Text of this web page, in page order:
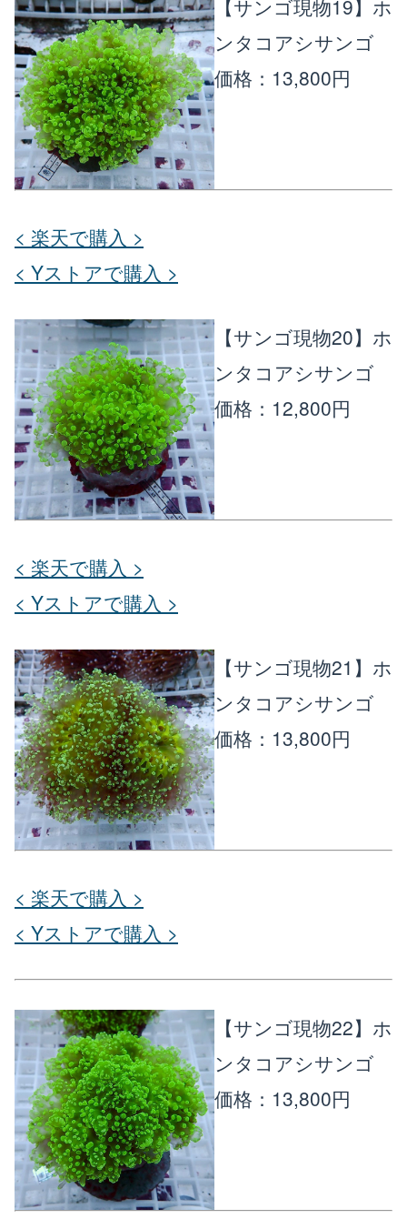
【サンゴ現物19】ホ
ンタコアシサンゴ
価格：13,800円
< 楽天で購入 >
< Yストアで購入 >
【サンゴ現物20】ホ
ンタコアシサンゴ
価格：12,800円
< 楽天で購入 >
< Yストアで購入 >
【サンゴ現物21】ホ
ンタコアシサンゴ
価格：13,800円
< 楽天で購入 >
< Yストアで購入 >
【サンゴ現物22】ホ
ンタコアシサンゴ
価格：13,800円